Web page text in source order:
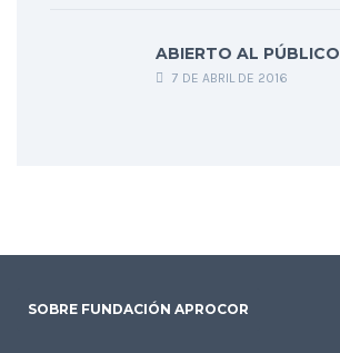
ABIERTO AL PÚBLICO
7 DE ABRIL DE 2016
SOBRE FUNDACIÓN APROCOR